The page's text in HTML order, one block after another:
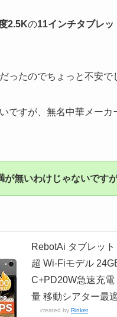
2.5Kの11インチタブレッ
ったのでちょっと不安で
ですが、無名中華メー
が無いわけじゃないです
RebotAi タブレッ
超 Wi-Fiモデル
C+PD20W急速充
量 移動シアター最
created by Rinker